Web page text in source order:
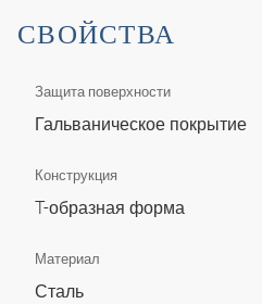
СВОЙСТВА
Защита поверхности
Гальваническое покрытие
Конструкция
T-образная форма
Материал
Сталь